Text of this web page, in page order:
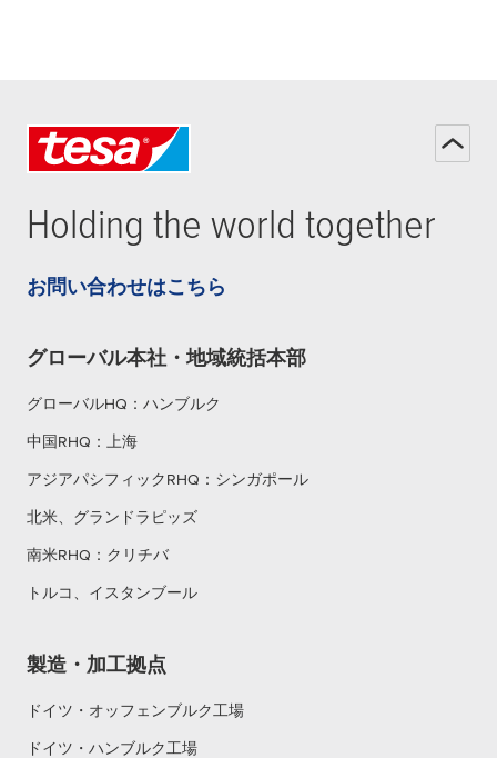
Holding the world together
お問い合わせはこちら
グローバル本社・地域統括本部
グローバルHQ：ハンブルク
中国RHQ：上海
アジアパシフィックRHQ：シンガポール
北米、グランドラピッズ
南米RHQ：クリチバ
トルコ、イスタンブール
製造・加工拠点
ドイツ・オッフェンブルク工場
ドイツ・ハンブルク工場